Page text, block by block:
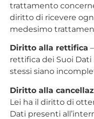
trattamento
diritto di ricevere
medesimo
Diritto alla rettifica
rettifica dei Suoi Dati
stessi siano
Diritto alla
Lei ha il diritto di
Dati presenti